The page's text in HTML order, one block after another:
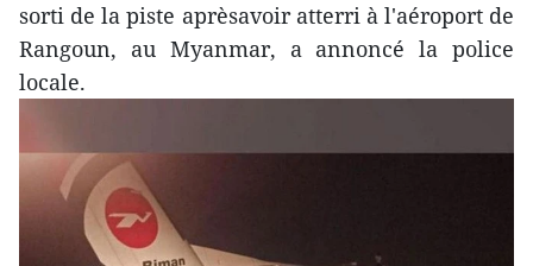
sorti de la piste aprèsavoir atterri à l'aéroport de
Rangoun, au Myanmar, a annoncé la police
locale.